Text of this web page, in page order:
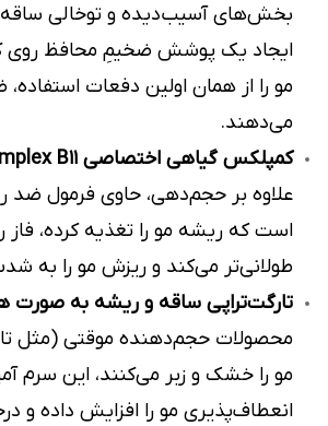
بخش‌های آسیب‌دیده و توخالی
ایجاد یک پوشش ضخیمِ محافظ روی
مو را از همان اولین دفعات
می‌دهند.
کمپلکس گیاهی اختصاصی Biocomplex B11:
علاوه بر حجم‌دهی، حاوی فرمول ضد
است که ریشه مو را تغذیه کرده، فاز
طولانی‌تر می‌کند و ریزش مو را
تارگت‌تراپی ساقه و ریشه به صورت
محصولات حجم‌دهنده موقتی (مثل
مو را خشک و زبر می‌کنند، این سرم
انعطاف‌پذیری مو را افزایش داده